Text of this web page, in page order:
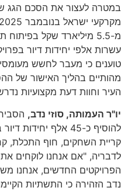
במטרה לעצור את הסכם הגג
מ-5.5 מיליארד שקל
עשרות אלפי יחידות דיור
טוענים כי מעבר לחשש
מהותיים בהליך האישור של
העיר וחוות דעת מקצועיות
יו"ר העמותה, סוזי נדב,
להוסיף כ-45 אלף
קריית השחקים, חוף התכלת,
לדבריה, "אם אנחנו לוקחים
הפרויקטים החדשים, אנחנו
נדב הזהירה כי התשתיות